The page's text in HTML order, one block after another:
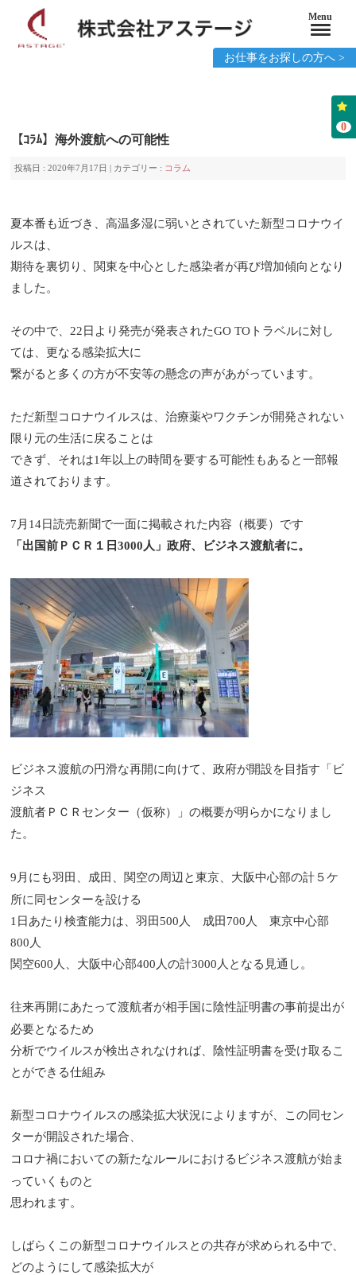
お仕事をお探しの方へ >
0
【ｺﾗﾑ】海外渡航への可能性
投稿日 : 2020年7月17日 | カテゴリー : コラム
夏本番も近づき、高温多湿に弱いとされていた新型コロナウイ
ルスは、
期待を裏切り、関東を中心とした感染者が再び増加傾向となり
ました。
その中で、 22 日より発売が発表されたGO TO トラベルに対し
ては、更なる感染拡大に
繋がると多くの方が不安等の懸念の声があがっています。
ただ新型コロナウイルスは、治療薬やワクチンが開発されない
限り元の生活に戻ることは
できず、それは1年以上の時間を要する可能性もあると一部報
道されております。
7 月 14日読売新聞で一面に掲載された内容（概要）です
「出国前ＰＣＲ１日3000 人」政府、ビジネス渡航者に。
ビジネス渡航の円滑な再開に向けて、政府が開設を目指す「ビ
ジネス
渡航者ＰＣＲセンター（仮称）」の概要が明らかになりまし
た。
9 月にも羽田、成田、関空の周辺と東京、大阪中心部の計５ケ
所に同センターを設ける
1 日あたり検査能力は、羽田 500 人 成田 700 人 東京中心部
800 人
関空600 人、大阪中心部400 人の計3000 人となる見通し。
往来再開にあたって渡航者が相手国に陰性証明書の事前提出が
必要と なるため
分析でウイルスが検出されなければ、陰性証明書を受け取るこ
とができる仕組み
新型コロナウイルスの感染拡大状況によりますが、この同セン
ターが開設された場合、
コロナ禍においての新たなルールにおけるビジネス渡航が始ま
っていくものと
思われます。
しばらくこの新型コロナウイルスとの共存が求められる中で、
どのようにして感染拡大が
Menu